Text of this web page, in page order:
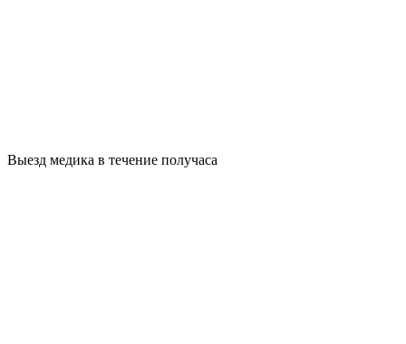
Выезд медика в течение получаса